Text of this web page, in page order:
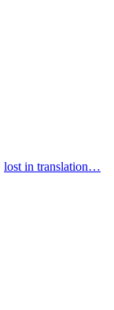
lost in translation…